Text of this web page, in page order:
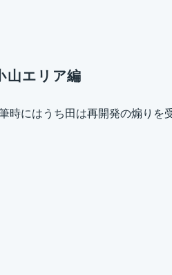
山エリア編
時にはうち田は再開発の煽りを